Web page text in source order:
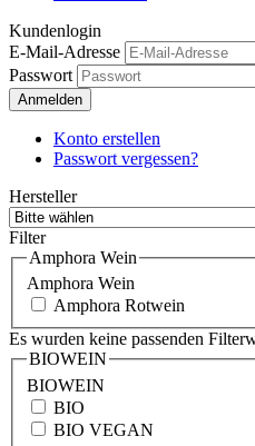
Kundenlogin
E-Mail-Adresse
Passwort
Anmelden
Konto erstellen
Passwort vergessen?
Hersteller
Filter
Amphora Wein
Amphora Wein
Amphora Rotwein
Es wurden keine passenden
BIOWEIN
BIOWEIN
BIO
BIO VEGAN